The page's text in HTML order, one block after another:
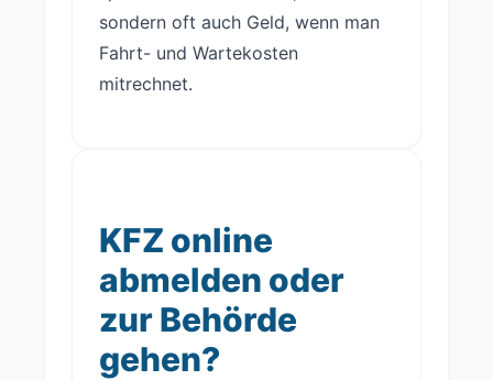
sondern oft auch Geld, wenn man
Fahrt- und Wartekosten
mitrechnet.
KFZ online
abmelden oder
zur Behörde
gehen?